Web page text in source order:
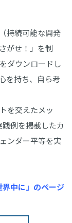
持続可能な開発
がせ！」を制
ダウンロードし
を持ち、自ら考
を交えたメッ
例を掲載したカ
ンダー平等を実
中に」のページ